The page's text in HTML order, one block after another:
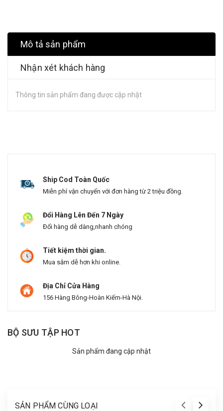
Mô tả sản phẩm
Nhận xét khách hàng
Thông tin sản phẩm đang được cập nhật
Ship Cod Toàn Quốc
Miễn phí vận chuyển với đơn hàng từ 2 triệu đồng.
Đổi Hàng Lên Đến 7 Ngày
Đổi hàng dễ dàng,nhanh chóng
Tiết kiệm thời gian.
Mua sắm dễ hơn khi online.
Địa Chỉ Cửa Hàng
156 Hàng Bông-Hoàn Kiếm-Hà Nội.
BỘ SƯU TẬP HOT
Sản phẩm đang cập nhật
SẢN PHẨM CÙNG LOẠI